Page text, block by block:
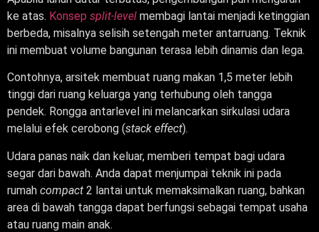
ke atas. Konsep split-level membagi lantai menjadi ketinggian
berbeda, misalnya selisih setengah meter antarruang. Teknik
ini membuat volume bangunan terasa lebih dinamis dan lega.
Contohnya, arsitek membuat ruang makan 1,5 meter lebih
tinggi dari ruang keluarga yang terhubung oleh tangga
pendek. Rongga antarlevel ini melancarkan sirkulasi udara
melalui efek cerobong (stack effect).
Udara panas naik dan keluar, memberi tempat bagi udara
segar dari bawah. Anda dapat menjumpai teknik ini pada
rumah compact 2 lantai untuk memaksimalkan ruang, bahkan
area di bawah tangga dapat berfungsi sebagai tempat usaha
atau ruang main anak.